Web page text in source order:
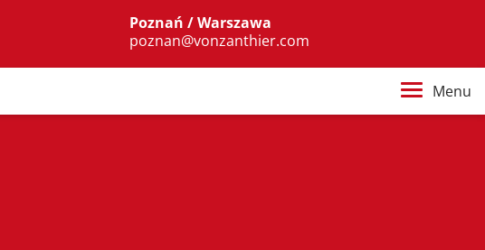
Poznań / Warszawa
poznan@vonzanthier.com
Menu